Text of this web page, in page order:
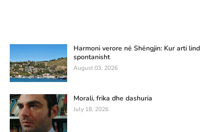
Harmoni verore në Shëngjin: Kur arti lind
spontanisht
August 03, 2026
Morali, frika dhe dashuria
July 18, 2026